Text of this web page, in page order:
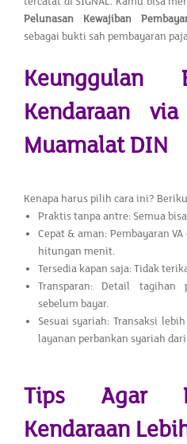
Pelunasan Kewajiban
sebagai bukti sah pembayaran
Keunggulan
Kendaraan
Muamalat DIN
Kenapa harus pilih cara ini?
Praktis tanpa antre: Semua
Cepat & aman: Pembayaran
hitungan menit.
Tersedia kapan saja: Tidak
Transparan: Detail
sebelum bayar.
Sesuai syariah: Transaksi
layanan perbankan syariah
Tips Agar
Kendaraan